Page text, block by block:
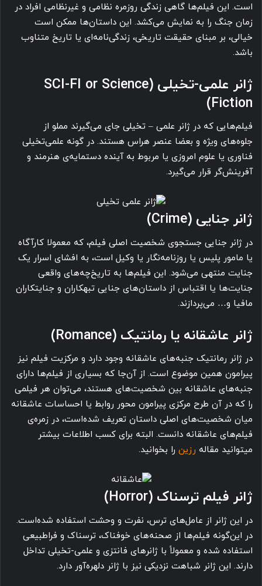
است. این فیلم‌ها گاهی زندگی روزمره نظامی و غیرنظامی افراد در
زمان جنگ را به نمایش می‌کشد. این داستان‌ها ممکن است
خیالی، بر مبنای حقیقت تاریخی، زندگی‌نامه‌ای یا تاریخ متناوب
باشد.
ژانر علمی-تخیلی (SCI-FI or Science
Fiction)
فیلم‌هایی که در ژانر علمی – تخیلی جای می‌گیرند مملو از
جلوه‌های ویژه و بعضا عنصر هراس هستند. در گونه علمی‌تخیلی
فناوری یا علوم امروزی یا مربوط به آینده دستمایه‌ی هنرمند و
آفرینش‌گر قرار می‌گیرد.
ژانر جنایی (Crime)
در ژانر جنایی جستجوی شخصیت اصلی فیلم، که معمولا کارآگاه
یا مامور پلیس یا روزنامه‌نگار یا وکیل است، به افشای اسرار یک
جنایت منتهی می‌شود. این فیلم‌ها به تاریخ‌چه‌های واقعی
جنایت‌ها یا اقتباس از داستان‌های جنایی تبهکاران و جنایتکاران
مافیا و… می‌پردازند.
ژانر عاشقانه یا رمانتیک (Romance)
در ژانر رمانتیک جنبه‌های عاشقانه وجود دارد و مرکزیت فیلم نیز
پیرامون همین موضوع است. از آن‌جا که بسیاری از فیلم‌ها دارای
جنبه‌های عاشقانه بین شخصیت‌های هستند، می‌توان هر فیلمی
را که در آن طرح مرکزی پیرامون محور روابط یا احساسات عاشقانه
میان شخصیت‌های اصلی داستان تعریف شده‌است، در زمره‌ی
فیلم‌های عاشقانه دانست. البته برای کسب اطلاعات بیشتر
میتوانید مقاله رزین را بخوانید.
ژانر فیلم ترسناک (Horror)
در این ژانر از عامل‌های ترس، نفرت و وحشت استفاده شده‌است.
در این‌گونه فیلم‌ها از صحنه‌های خوفناک، ترسناک و فراطبیعی
استفاده شده و معمولاً با ژانرهای فانتزی و علمی-تخیلی تداخل
دارند. این ژانر شباهت نزدیکی نیز با ژانر دلهره‌آور دارد.